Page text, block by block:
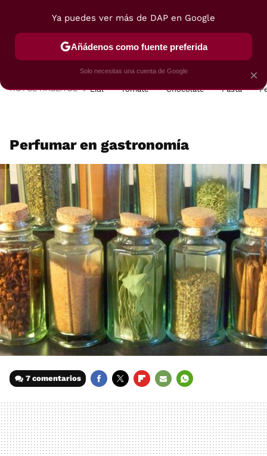
POSTRES VIAJES SELECCIÓN VEGUI
HOY SE HABLA DE Lidl Tomate Chocolate Pasta
Perfumar en gastronomía
7 comentarios
MAIL
×
Ya puedes ver más de DAP en Google
Añádenos como fuente preferida
Solo necesitas una cuenta de Google